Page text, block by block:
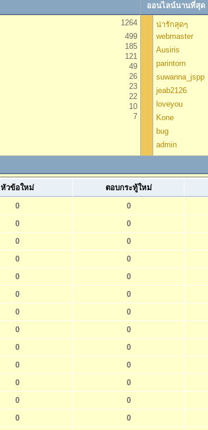
ออนไลน์นานที่สุด
1264
499
185
121
49
26
23
22
10
7
น่ารักสุดๆ
webmaster
Ausiris
parintorn
suwanna_jspp
jeab2126
loveyou
Kone
bug
admin
หัวข้อใหม่ ตอบกระทู้ใหม่
0 0
0 0
0 0
0 0
0 0
0 0
0 0
0 0
0 0
0 0
0 0
0 0
0 0